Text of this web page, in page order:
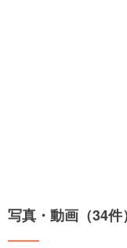
写真・動画（34件）